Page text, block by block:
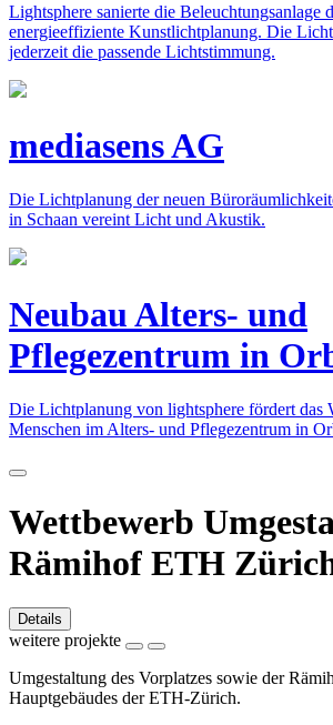
Lightsphere sanierte die Beleuchtungsanlage
energieeffiziente Kunstlichtplanung. Die
jederzeit die passende Lichtstimmung.
mediasens AG
Die Lichtplanung der neuen
in Schaan vereint Licht und Akustik.
Neubau Alters- und
Pflegezentrum in
Die Lichtplanung von lightsphere fördert das
Menschen im Alters- und Pflegezentrum in
Wettbewerb
Rämihof ETH
Details
weitere projekte
Umgestaltung des Vorplatzes sowie der
Hauptgebäudes der ETH-Zürich.